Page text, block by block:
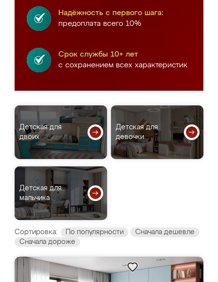
Надёжность с первого шага:
предоплата всего 10%
Срок службы 10+ лет
с сохранением всех характеристик
Детская для
двоих
Детская для
девочки
Детская для
мальчика
Сортировка: По популярности
Сначала дешевле
Сначала дороже